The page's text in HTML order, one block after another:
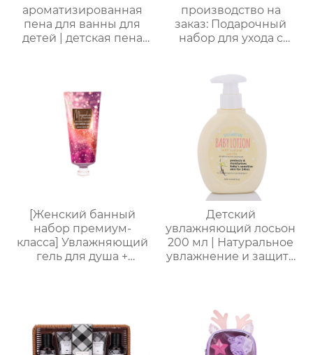
ароматизированная
пена для ванны для
детей | детская пена
дыня/сливочная
овсянка) | подходит
для младенцев и
маленьких детей с
чувствительной
кожей
производство на
заказ: Подарочный
набор для ухода с
соль для ванн) –
идеальный комплект
для расслабления
женщин, мам и
подруг.
[Женский банный
набор премиум-
класса] Увлажняющий
гель для душа +
праздничный
подарок, возможность
Детский
увлажняющий лосьон
200 мл | Натуральное
увлажнение и защита
кожи | Легкая
свежесть на весь день
| Летний must-have